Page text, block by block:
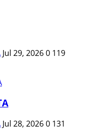
Jul 29, 20260 119
Jul 28, 20260 131